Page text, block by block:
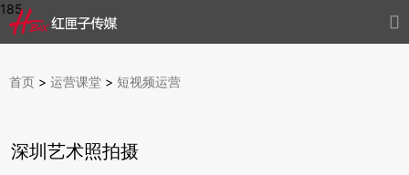
185

首页 > 运营课堂 > 短视频运营
深圳艺术照拍摄